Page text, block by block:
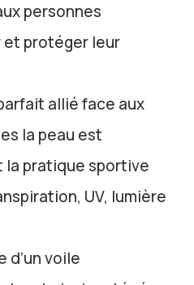
personnes
protéger leur
allié face aux
la peau est
pratique sportive
UV, lumière
d’un voile